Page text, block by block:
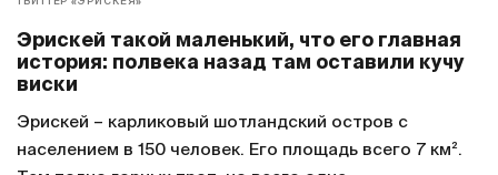
Эрискей такой маленький, что его главная
история: полвека назад там оставили кучу
виски
Эрискей – карликовый шотландский остров с
населением в 150 человек. Его площадь всего 7 км².